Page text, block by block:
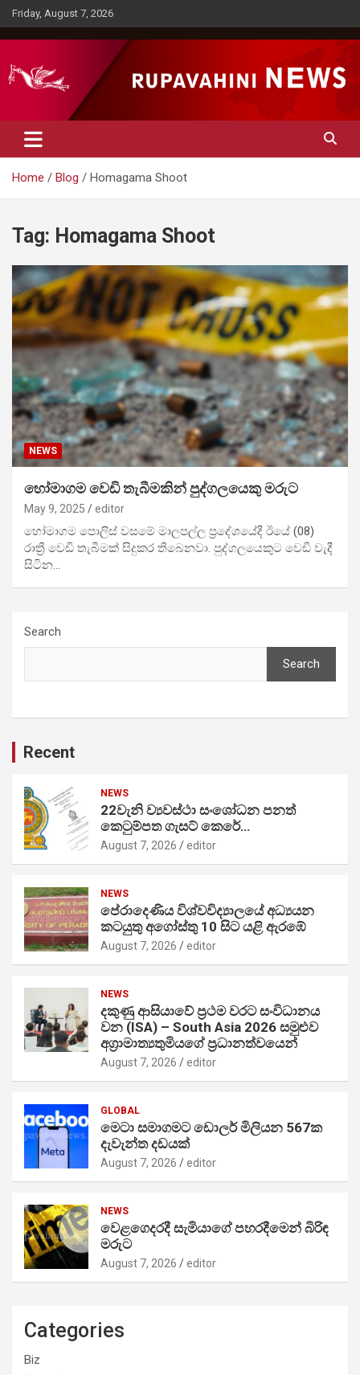
Skip
to
content
Friday, August 7, 2026
Rupavahini News
Home Blog Homagama Shoot
Tag: Homagama Shoot
NEWS
හෝමාගම වෙඩි තැබීමකින් පුද්ගලයෙකු මරුට
May 9, 2025 editor
හෝමාගම පොලිස් වසමේ මාලපල්ල ප්‍රදේශයේදී ඊයේ (08)
රාත්‍රී වෙඩි තැබීමක් සිදුකර තිබෙනවා. පුද්ගලයෙකුට වෙඩි වැදී
සිටින…
Search
Search
Recent
NEWS
22වැනි ව්‍යවස්ථා සංශෝධන පනත්
කෙටුම්පත ගැසට් කෙරේ…
August 7, 2026 editor
NEWS
පේරාදෙණිය විශ්වවිද්‍යාලයේ අධ්‍යයන
කටයුතු අගෝස්තු 10 සිට යළි ඇරඹේ
August 7, 2026 editor
NEWS
දකුණු ආසියාවේ ප්‍රථම වරට සංවිධානය
වන (ISA) – South Asia 2026 සමුළුව
අග්‍රාමාත්‍යතුමියගේ ප්‍රධානත්වයෙන්
August 7, 2026 editor
GLOBAL
මෙටා සමාගමට ඩොලර් මිලියන 567ක
දැවැන්ත දඩයක්
August 7, 2026 editor
NEWS
වෙළගෙදරදී සැමියාගේ පහරදීමෙන් බිරිඳ
මරුට
August 7, 2026 editor
Categories
Biz